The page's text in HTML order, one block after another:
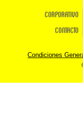
Corporativo
Contacto
Condiciones